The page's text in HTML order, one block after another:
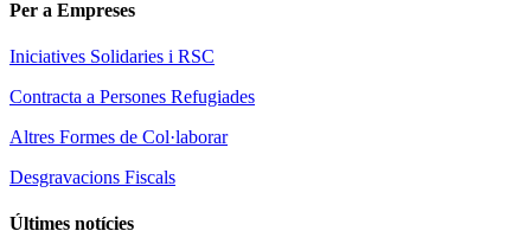
Per a Empreses
Iniciatives Solidaries i RSC
Contracta a Persones Refugiades
Altres Formes de Col·laborar
Desgravacions Fiscals
Últimes notícies